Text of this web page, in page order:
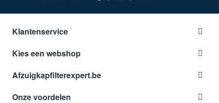
Klantenservice
Kies een webshop
Afzuigkapfilterexpert.be
Onze voordelen